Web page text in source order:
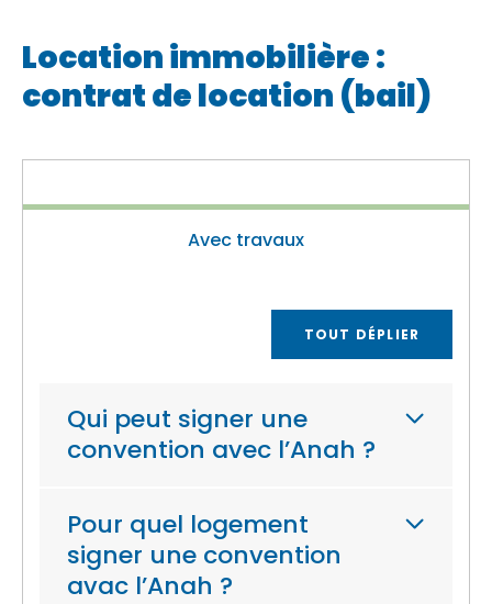
Location immobilière :
contrat de location (bail)
Avec travaux
TOUT DÉPLIER
Qui peut signer une
convention avec l’Anah ?
Pour quel logement
signer une convention
avac l’Anah ?